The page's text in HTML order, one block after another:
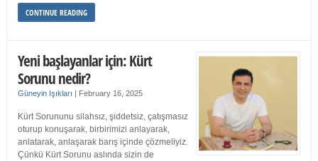
CONTINUE READING
Yeni başlayanlar için: Kürt
Sorunu nedir?
Güneyin Işıkları | February 16, 2025
Kürt Sorununu silahsız, şiddetsiz, çatışmasız
oturup konuşarak, birbirimizi anlayarak,
anlatarak, anlaşarak barış içinde çözmeliyiz.
Çünkü Kürt Sorunu aslında sizin de